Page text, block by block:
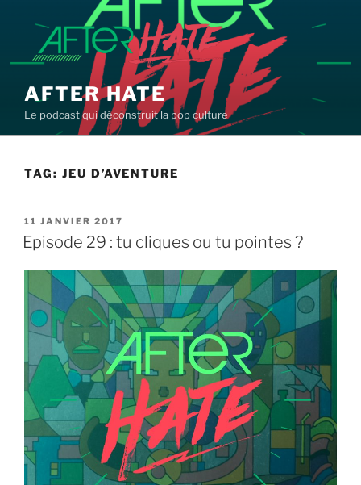
contenu
principal
AFTER HATE
Le podcast qui déconstruit la pop culture
TAG: JEU D’AVENTURE
PUBLIÉ
LE
11 JANVIER 2017
Episode 29 : tu cliques ou tu pointes ?